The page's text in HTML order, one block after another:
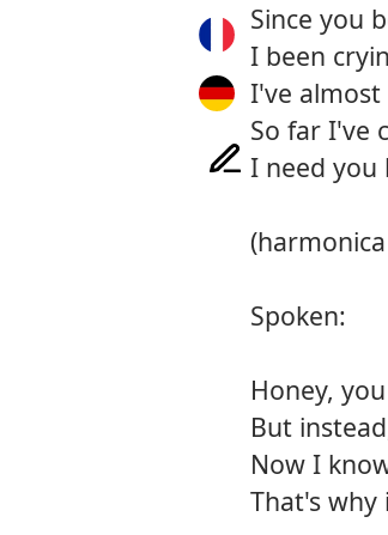
Since you
I been
I've
So far I've
I need you
Spoken:
Honey,
But
Now I
That's